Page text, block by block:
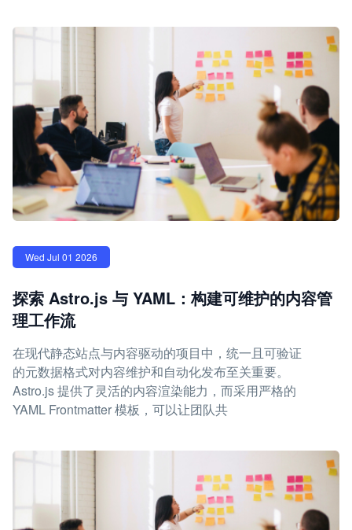
Wed Jul 01 2026
探索 Astro.js 与 YAML：构建可维护的内容管
理工作流
在现代静态站点与内容驱动的项目中，统一且可验证
的元数据格式对内容维护和自动化发布至关重要。
Astro.js 提供了灵活的内容渲染能力，而采用严格的
YAML Frontmatter 模板，可以让团队共